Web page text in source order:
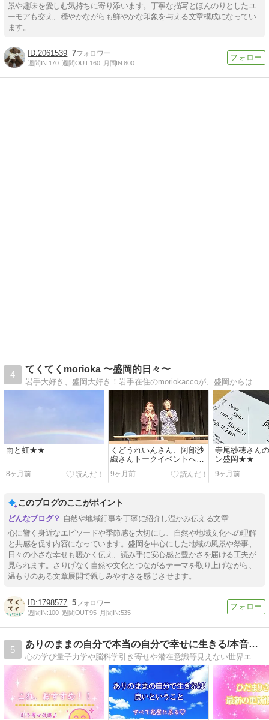
景や趣味を愛しむ気持ちに寄り添います。丁寧な描写とほんのりとしたユ
ーモアも交え、穏やかながらも鮮やかな印象を与える文章構成になってい
ます。
2061539 7
週間IN:170 週間OUT:160 月間IN:800
4
てくてくmorioka 〜盛岡的日々〜
岩手大好き、盛岡大好き！岩手在住のmoriokaccoが、盛岡からはじまる日々の暮らしを綴ります。毎日いろいろあるけど、今日もてくてく歩いていこう。
雨と虹★★
8ヶ月前
くどうれいんさん、阿部沙
織さんトークイベントへ
9ヶ月前
寺尾紗穂さん
ン盛岡★★
9ヶ月前
このブログのここがポイント
自然や地域行事を丁寧に紹介し温かみ伝える文章
心に響く身近なエピソードや季節感を大切にし、自然や地域文化への理解
と共感を促す内容になっています。盛岡を中心にした地域の風景や祭事、
日々の小さな幸せも暖かく伝え、読み手に安心感と豊かさを届ける工夫が
見られます。さりげなく自然や文化とつながるテーマを取り上げながら、
温もりのある文章展開で親しみやすさを感じさせます。
1798577 5
週間IN:100 週間OUT:95 月間IN:535
5
ありのままの自分で本当の自分で幸せに生きる/本音BLOG
心の学び量子力学や脳科学引き寄せや潜在意識等見えない世界エネルギーの仕組みを知ることから本当の自分に気づき幸せに生きられるように。氣づきや知識の発信で引き寄せがあたりまえに成る現実創造願望実現が芯から信じられる世界の生き方を伝えています♪゛